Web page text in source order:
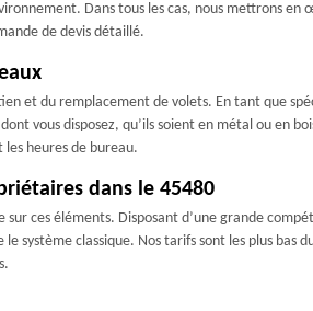
Dans tous les cas, nous mettrons
de devis détaillé.
et du remplacement de volets. En tant que
vous disposez, qu’ils soient en métal ou en
heures de bureau.
dans le 45480
ces éléments. Disposant d’une grande
système classique. Nos tarifs sont les plus bas